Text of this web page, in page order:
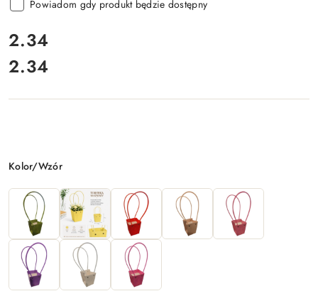
Powiadom gdy produkt będzie dostępny
cena:
2.34
Cena:
2.34
Wariant
Kolor/Wzór